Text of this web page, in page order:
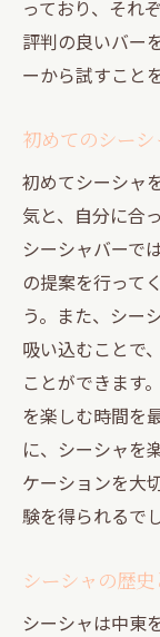
自宅
フレー
フレー
フレー
シーシャ
イント
フレー
異な
シーシ
哲学
シー
フレ
フレー
初めて
シーシ
っており、それ
評判の良いバー
ーから試すこと
初めてのシー
初めてシーシャ
気と、自分に合
シーシャバーで
の提案を行って
う。また、シー
吸い込むことで
ことができます
を楽しむ時間を
に、シーシャを
ケーションを大
験を得られるで
シーシャの歴
シーシャは中東